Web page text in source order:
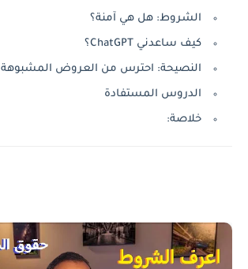
الشروط: هل هي آمنة؟
كيف ساعدني ChatGPT؟
النصيحة: احترس من العروض المشبوهة
الدروس المستفادة
خلاصة: